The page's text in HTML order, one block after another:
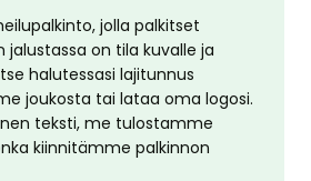
jolla palkitset
jalustassa on tila kuvalle ja
halutessasi lajitunnus
joukosta tai lataa oma logosi.
teksti, me tulostamme
kiinnitämme palkinnon